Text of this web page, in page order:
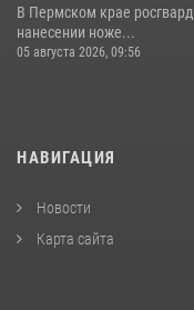
В Пермском крае
нанесении ноже...
05 августа 2026, 09:56
НАВИГАЦИЯ
Новости
Карта сайта